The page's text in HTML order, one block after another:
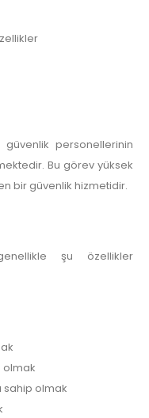
güvenlik personellerinin
Bu görev yüksek
bir güvenlik hizmetidir.
şu özellikler
olmak
sahip olmak